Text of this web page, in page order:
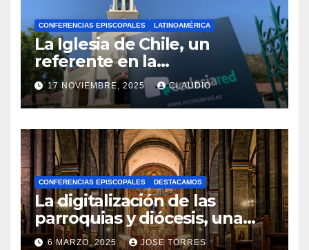
CONFERENCIAS EPISCOPALES LATINOAMÉRICA
La Iglesia de Chile, un
referente en la
transformación digital
gracias a Ecclesiared
17 NOVIEMBRE, 2025 CLAUDIO
N
O
H
A
Y
C
O
CONFERENCIAS EPISCOPALES DESTACAMOS
La digitalización de las
parroquias y diócesis, una
realidad ya para el futuro de
6 MARZO, 2025 JOSE TORRES